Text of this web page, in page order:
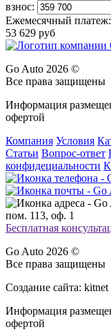
взнос:
Ежемесячный платеж:
53 629 руб
Go Auto 2026 ©
Все права защищены
Информация
офертой
Компания Условия
Статьи Вопрос-ответ
конфидециальности
пом. 113, оф. 1
Бесплатная
Go Auto 2026 ©
Все права защищены
Создание сайта: kitnet
Информация
офертой